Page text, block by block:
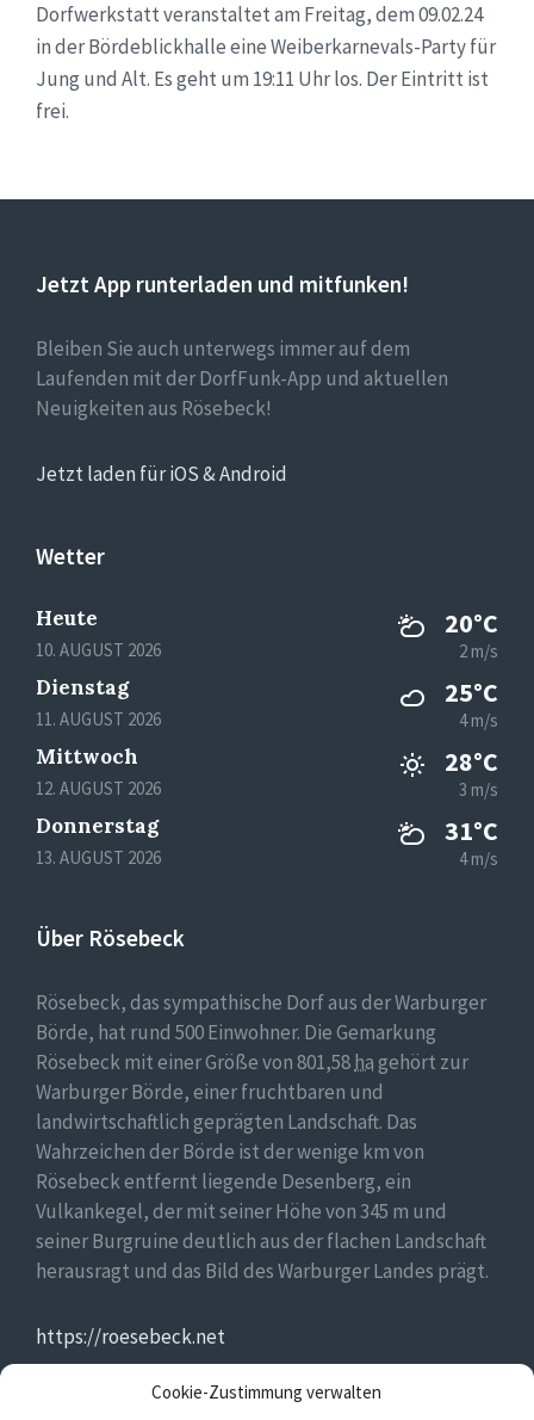
Cookie-Zustimmung verwalten
Dorfwerkstatt veranstaltet am Freitag, dem 09.02.24
in der Bördeblickhalle eine Weiberkarnevals-Party für
Jung und Alt. Es geht um 19:11 Uhr los. Der Eintritt ist
frei.
Jetzt App runterladen und mitfunken!
Bleiben Sie auch unterwegs immer auf dem
Laufenden mit der DorfFunk-App und aktuellen
Neuigkeiten aus Rösebeck!
Jetzt laden für iOS & Android
Wetter
Heute
10. AUGUST 2026
20°C
2 m/s
Dienstag
11. AUGUST 2026
25°C
4 m/s
Mittwoch
12. AUGUST 2026
28°C
3 m/s
Donnerstag
13. AUGUST 2026
31°C
4 m/s
Über Rösebeck
Rösebeck, das sympathische Dorf aus der Warburger
Börde, hat rund 500 Einwohner. Die Gemarkung
Rösebeck mit einer Größe von 801,58ha gehört zur
Warburger Börde, einer fruchtbaren und
landwirtschaftlich geprägten Landschaft. Das
Wahrzeichen der Börde ist der wenige km von
Rösebeck entfernt liegende Desenberg, ein
Vulkankegel, der mit seiner Höhe von 345 m und
seiner Burgruine deutlich aus der flachen Landschaft
herausragt und das Bild des Warburger Landes prägt.
https://roesebeck.net
https://golddorf.de